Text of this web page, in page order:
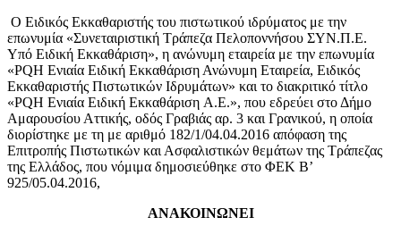
Ο Ειδικός Εκκαθαριστής του πιστωτικού ιδρύματος με την
επωνυμία «Συνεταιριστική Τράπεζα Πελοποννήσου ΣΥΝ.Π.Ε.
Υπό Ειδική Εκκαθάριση», η ανώνυμη εταιρεία με την επωνυμία
«PQH Ενιαία Ειδική Εκκαθάριση Ανώνυμη Εταιρεία, Ειδικός
Εκκαθαριστής Πιστωτικών Ιδρυμάτων» και το διακριτικό τίτλο
«PQH Ενιαία Ειδική Εκκαθάριση A.E.», που εδρεύει στο Δήμο
Αμαρουσίου Αττικής, οδός Γραβιάς αρ. 3 και Γρανικού, η οποία
διορίστηκε με τη με αριθμό 182/1/04.04.2016 απόφαση της
Επιτροπής Πιστωτικών και Ασφαλιστικών θεμάτων της Τράπεζας
της Ελλάδος, που νόμιμα δημοσιεύθηκε στο ΦΕΚ Β’
925/05.04.2016,
ΑΝΑΚΟΙΝΩΝΕΙ